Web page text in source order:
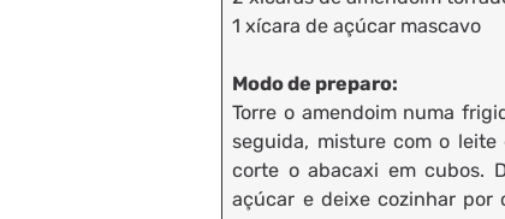
1 xícara de açúcar mascavo
Modo de preparo:
Torre o amendoim numa
seguida, misture com o leite
corte o abacaxi em cubos.
açúcar e deixe cozinhar por